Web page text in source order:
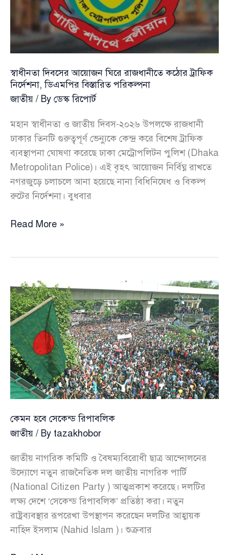
কমিটি
স্বাধীনতা দিবসের আয়োজন ঘিরে রাজধানীতে কঠোর ট্রাফিক
নির্দেশনা, ডিএমপির বিস্তারিত পরিকল্পনা
জাতীয় / By ডেস্ক রিপোর্ট
মহান স্বাধীনতা ও জাতীয় দিবস-২০২৬ উপলক্ষে রাজধানী
ঢাকার তিনটি গুরুত্বপূর্ণ ভেন্যুকে কেন্দ্র করে বিশেষ ট্রাফিক
ব্যবস্থাপনা ঘোষণা করেছে ঢাকা মেট্রোপলিটন পুলিশ (Dhaka
Metropolitan Police)। এই বৃহৎ আয়োজন নির্বিঘ্ন রাখতে
নগরজুড়ে চলাচলে আনা হয়েছে নানা বিধিনিষেধ ও বিকল্প
রুটের নির্দেশনা। বুধবার
স্বাধীনতা
রাজধানীতে
কঠোর
ট্রাফিক
নির্দেশনা,
ডিএমপির
বিস্তারিত
পরিকল্পনা
Read More »
কেমন হবে সেকেন্ড রিপাবলিক
জাতীয় / By tazakhobor
জাতীয় নাগরিক কমিটি ও বৈষম্যবিরোধী ছাত্র আন্দোলনের
উদ্যোগে নতুন রাজনৈতিক দল জাতীয় নাগরিক পার্টি
(National Citizen Party ) আত্মপ্রকাশ করেছে। দলটির
লক্ষ্য দেশে ‘সেকেন্ড রিপাবলিক’ প্রতিষ্ঠা করা। নতুন
রাষ্ট্রব্যবস্থার রূপরেখা উপস্থাপন করেছেন দলটির আহ্বায়ক
নাহিদ ইসলাম (Nahid Islam )। শুক্রবার